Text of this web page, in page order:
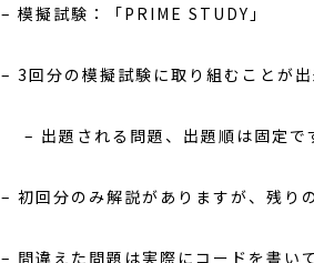
– 模擬試験：「PRIME STUDY」
– 3回分の模擬試験に取り組むことが出
– 出題される問題、出題順は固定で
– 初回分のみ解説がありますが、残り
– 間違えた問題は実際にコードを書い